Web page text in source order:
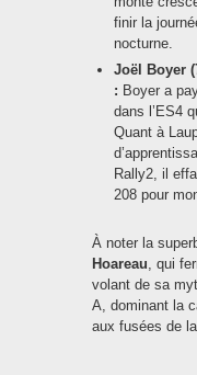
finir la
nocturne.
Joël Boyer
: Boyer a
dans l’ES4
Quant à
Rally2, il
208 pour
À noter la
Hoareau, qui
volant de sa
A, dominant la
aux fusées de